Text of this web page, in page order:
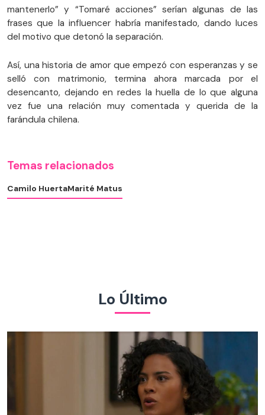
mantenerlo” y “Tomaré acciones” serían algunas de las
frases que la influencer habría manifestado, dando luces
del motivo que detonó la separación.
Así, una historia de amor que empezó con esperanzas y se
selló con matrimonio, termina ahora marcada por el
desencanto, dejando en redes la huella de lo que alguna
vez fue una relación muy comentada y querida de la
farándula chilena.
Temas relacionados
Camilo HuertaMarité Matus
Lo Último